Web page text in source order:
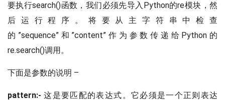
要执行search()函数，我们必须先导入Python的re模块，然
后运行程序。将要从主字符串中检查
的”sequence”和”content”作为参数传递给Python的
re.search()调用。
下面是参数的说明 –
pattern:- 这是要匹配的表达式。它必须是一个正则表达